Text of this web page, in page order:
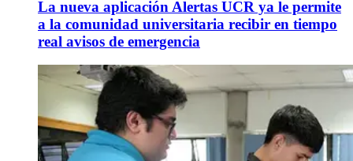
La nueva aplicación Alertas UCR ya le permite
a la comunidad universitaria recibir en tiempo
real avisos de emergencia